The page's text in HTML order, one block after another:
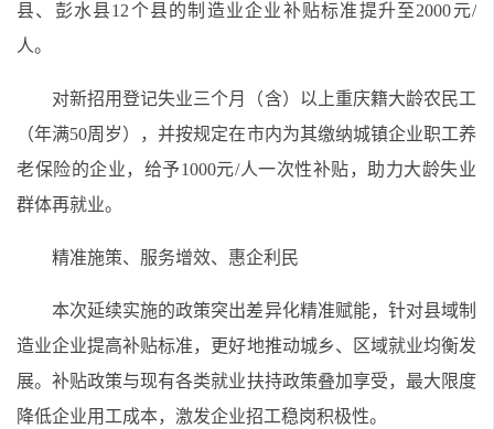
县、彭水县12个县的制造业企业补贴标准提升至2000元/
人。
对新招用登记失业三个月（含）以上重庆籍大龄农民工
（年满50周岁），并按规定在市内为其缴纳城镇企业职工养
老保险的企业，给予1000元/人一次性补贴，助力大龄失业
群体再就业。
精准施策、服务增效、惠企利民
本次延续实施的政策突出差异化精准赋能，针对县域制
造业企业提高补贴标准，更好地推动城乡、区域就业均衡发
展。补贴政策与现有各类就业扶持政策叠加享受，最大限度
降低企业用工成本，激发企业招工稳岗积极性。